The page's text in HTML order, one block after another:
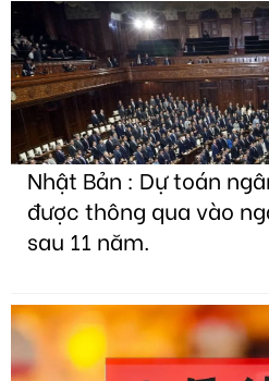
Nhật Bản : Dự toán
được thông qua vào
sau 11 năm.